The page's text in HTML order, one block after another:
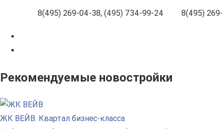
8(495) 269-04-38, (495) 734-99-24 8(495)
Рекомендуемые новостройки
ЖК ВЕЙВ. Квартал бизнес-класса